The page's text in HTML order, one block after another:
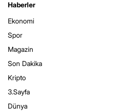
Haberler
Ekonomi
Spor
Magazin
Son Dakika
Kripto
3.Sayfa
Dünya